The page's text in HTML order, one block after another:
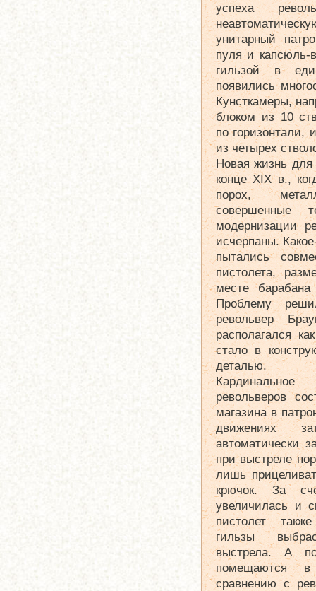
успеха
унитарный
пуля и капсюль-
гильзой в
появились
Кунсткамеры,
блоком из 10
по горизонтали,
из четырех
Новая жизнь для
конце XIX в.,
порох,
совершенные
модернизации
исчерпаны.
пытались
пистолета,
месте
Проблему
револьвер
располагался
стало в
деталью.
револьверов
магазина в
движениях
автоматически
при выстреле
лишь
крючок. За
увеличилась и
пистолет
гильзы
выстрела. А
помещаются
сравнению с